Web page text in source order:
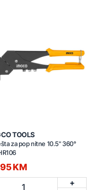
TOOLS
za pop nitne 10.5" 360°
KM
1
+